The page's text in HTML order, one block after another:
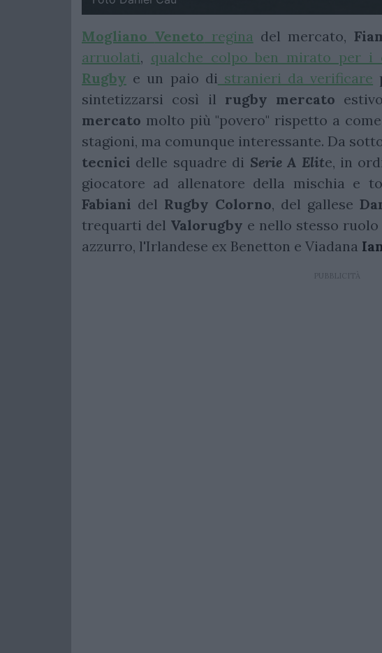
Mogliano Veneto regina del mercato,
arruolati, qualche colpo ben mirato per i
Rugby e un paio di stranieri da verificare
sintetizzarsi così il rugby mercato
mercato molto più "povero" rispetto a
stagioni, ma comunque interessante. Da
tecnici delle squadre di Serie A Elite, in
giocatore ad allenatore della mischia e
Fabiani del Rugby Colorno, del gallese
trequarti del Valorugby e nello stesso
azzurro, l'Irlandese ex Benetton e Viadana